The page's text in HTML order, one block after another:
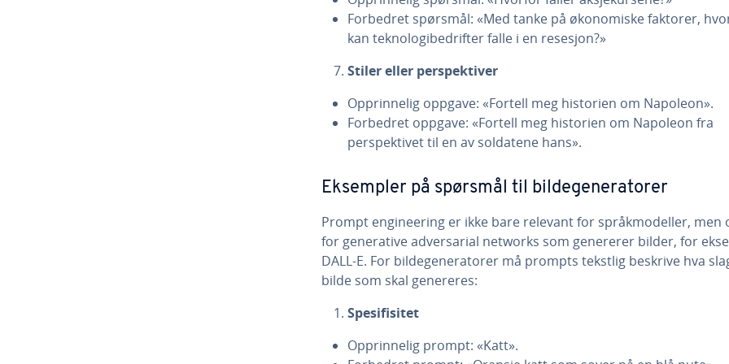
Forbedret spørsmål: «Med tanke på økonomiske faktorer,
kan teknologibedrifter falle i en resesjon?»
Stiler eller perspektiver
Opprinnelig oppgave: «Fortell meg historien om Napoleon».
Forbedret oppgave: «Fortell meg historien om Napoleon fra
perspektivet til en av soldatene hans».
Eksempler på spørsmål til bildegeneratorer
Prompt engineering er ikke bare relevant for språkmodeller, men
for generative adversarial networks som genererer bilder, for
DALL-E. For bildegeneratorer må prompts tekstlig beskrive hva
bilde som skal genereres:
Spesifisitet
Opprinnelig prompt: «Katt».